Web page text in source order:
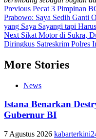
Post
navigation
Previous Pecat 3 Pimpinan
Prabowo: Saya Sedih Ganti
yang Saya Sayangi tapi
Next Sikat Motor di Sukra,
Diringkus Satreskrim Polres
More Stories
News
Istana Benarkan
Gubernur BI
7 Agustus 2026